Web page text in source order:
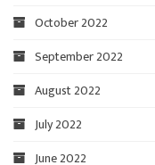
October 2022
September 2022
August 2022
July 2022
June 2022